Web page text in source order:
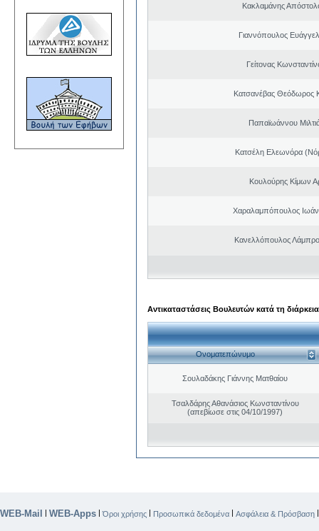
Κακλαμάνης
Γιαννόπουλος
Γείτονας
Κατσανέβας Θεόδωρος
Παπαϊωάννου
Κατσέλη Ελεωνόρα
Κουλούρης Κίμων
Χαραλαμπόπουλος
Κανελλόπουλος
Αντικαταστάσεις Βουλευτών κατά τη
Ονοματεπώνυμο
Σουλαδάκης Γιάννης Ματθαίου
Τσαλδάρης Αθανάσιος Κωνσταντίνου
(απεβίωσε στις 04/10/1997)
WEB-Mail | WEB-Apps |Όροι χρήσης | Προσωπικά δεδομένα | Ασφάλεια & Πρόσβαση